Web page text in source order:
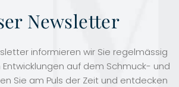
Newsletter
informieren wir Sie regelmässig
auf dem Schmuck- und
Sie am Puls der Zeit und entdecken